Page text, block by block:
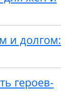
и долгом:
героев-